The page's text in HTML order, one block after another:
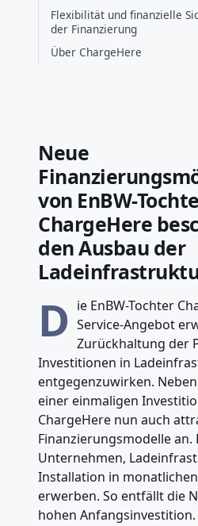
Flexibilität und finanzielle
der Finanzierung
Über ChargeHere
Neue
von EnBW-
ChargeHere
den Ausbau der
D ie EnBW-Tochter
Service-Angebot
Zurückhaltung der
Investitionen in
entgegenzuwirken.
einer einmaligen
ChargeHere nun auch
Finanzierungsmodelle an.
Unternehmen,
Installation in
erwerben. So entfällt die
hohen